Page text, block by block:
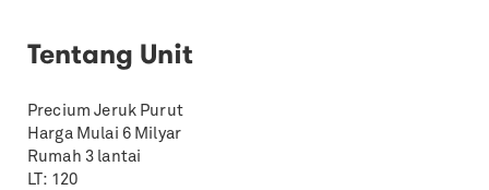
Tentang Unit
Precium Jeruk Purut
Harga Mulai 6 Milyar
Rumah 3 lantai
LT: 120